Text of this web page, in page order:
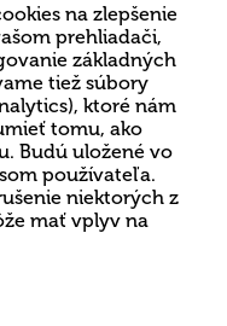
na zlepšenie
prehliadači,
základných
tiež súbory
ktoré nám
tomu, ako
Budú uložené vo
používateľa.
niektorých z
mať vplyv na